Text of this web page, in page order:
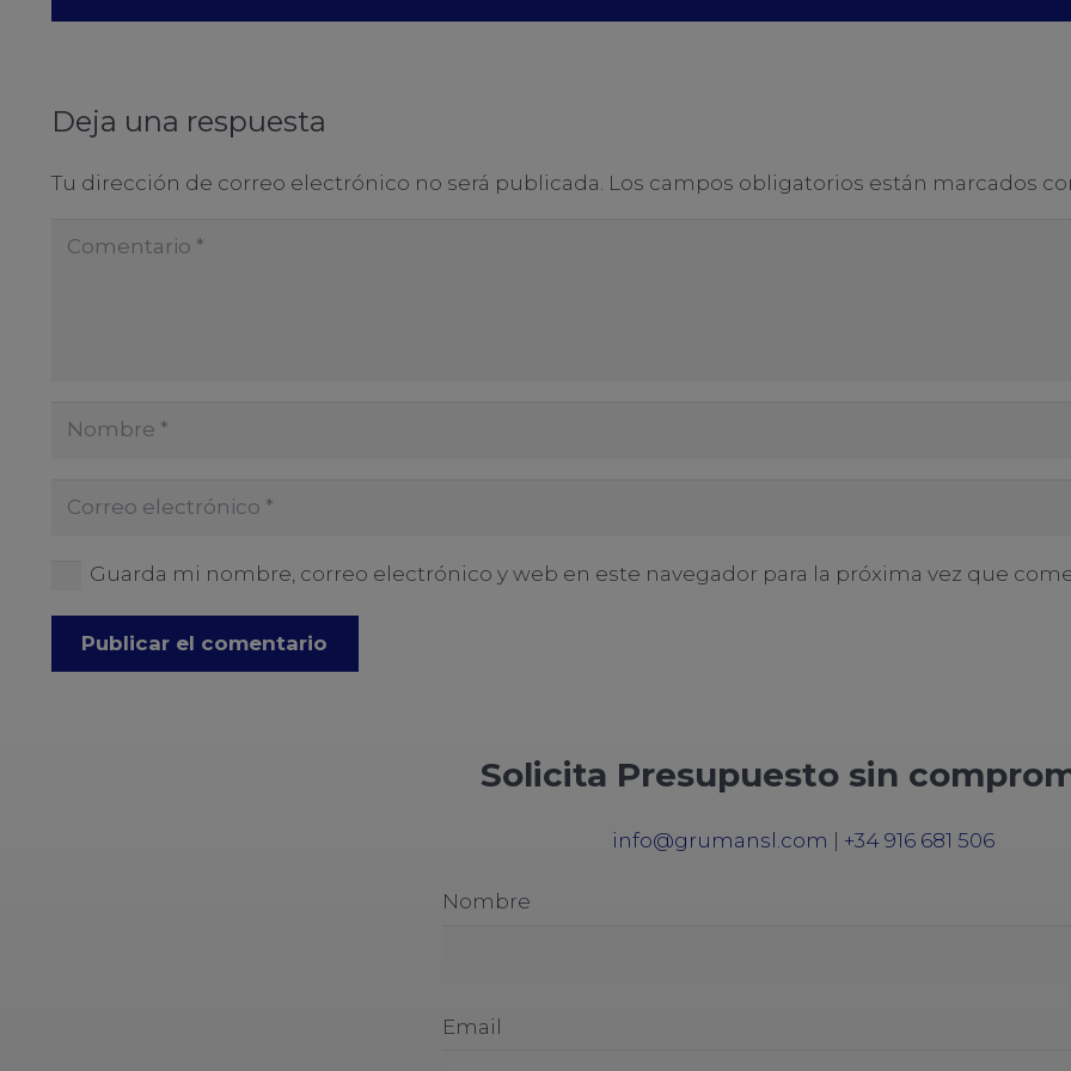
Deja una respuesta
Tu dirección de correo electrónico no será publicada. Los campos obligatorios están marcados
Guarda mi nombre, correo electrónico y web en este navegador para la próxima vez que
Publicar el comentario
Solicita Presupuesto sin
info@grumansl.com +34 916 681 506
Nombre
Email